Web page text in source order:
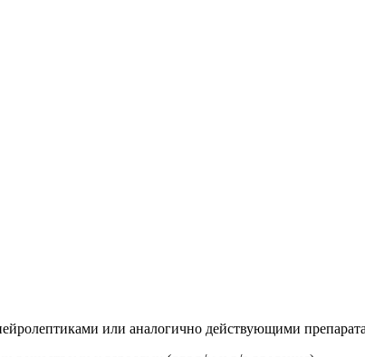
или аналогично действующими